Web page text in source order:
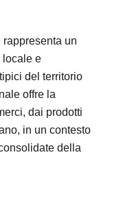
rappresenta un
locale e
del territorio
offre la
dai prodotti
in un contesto
della